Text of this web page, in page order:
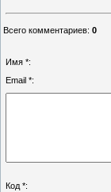
Всего комментариев: 0
Имя *:
Email *:
Код *: